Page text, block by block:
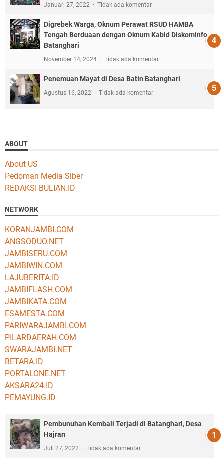
Januari 27, 2022 Tidak ada komentar
Digrebek Warga, Oknum Perawat RSUD HAMBA
Tengah Berduaan dengan Oknum Kabid Diskominfo
Batanghari
November 14, 2024 Tidak ada komentar
Penemuan Mayat di Desa Batin Batanghari
Agustus 16, 2022 Tidak ada komentar
ABOUT
About US
Pedoman Media Siber
REDAKSI BULIAN.ID
NETWORK
KORANJAMBI.COM
ANGSODUO.NET
JAMBISERU.COM
JAMBIWIN.COM
LAJUBERITA.ID
JAMBIFLASH.COM
JAMBIKATA.COM
ESAMESTA.COM
PARIWARAJAMBI.COM
PILARDAERAH.COM
SWARAJAMBI.NET
BETARA.ID
PORTALONE.NET
AKSARA24.ID
PEMAYUNG.ID
Pembunuhan Kembali Terjadi di Batanghari, Desa
Hajran
Juli 27, 2022 Tidak ada komentar